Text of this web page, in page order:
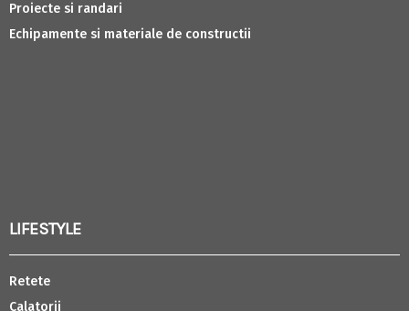
Proiecte si randari
Echipamente si materiale de constructii
LIFESTYLE
Retete
Calatorii